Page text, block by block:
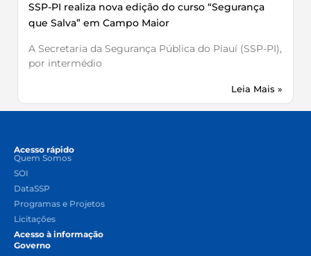
SSP-PI realiza nova edição do curso “Segurança
que Salva” em Campo Maior
A Secretaria da Segurança Pública do Piauí (SSP-PI),
por intermédio
Leia Mais »
Acesso rápido
Quem Somos
SOI
DataSSP
Programas e Projetos
Licitações
Acesso à informação
Governo